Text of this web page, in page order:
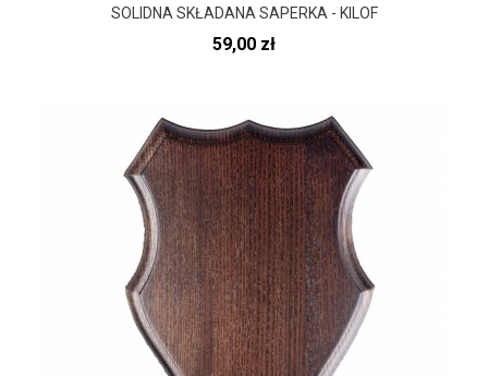
SOLIDNA SKŁADANA SAPERKA - KILOF
Cena
59,00 zł